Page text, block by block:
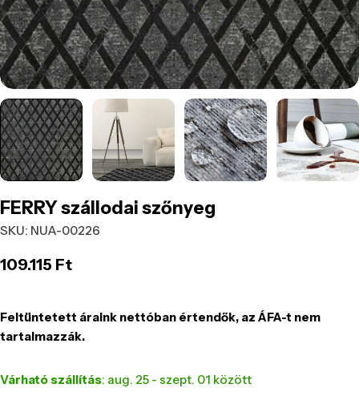
FERRY szállodai szőnyeg
SKU: NUA-00226
Normál
109.115 Ft
Feltüntetett áraink nettóban értendők, az ÁFA-t nem
tartalmazzák.
Várható szállítás: aug. 25 - szept. 01 között